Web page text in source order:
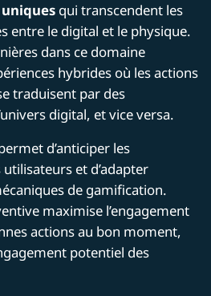
qui transcendent les
entre le digital et le physique.
dans ce domaine
hybrides où les actions
traduisent par des
digital, et vice versa.
d’anticiper les
et d’adapter
de gamification.
maximise l’engagement
actions au bon moment,
potentiel des